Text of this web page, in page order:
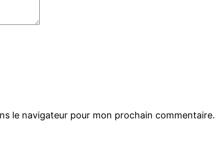
le navigateur pour mon prochain commentaire.